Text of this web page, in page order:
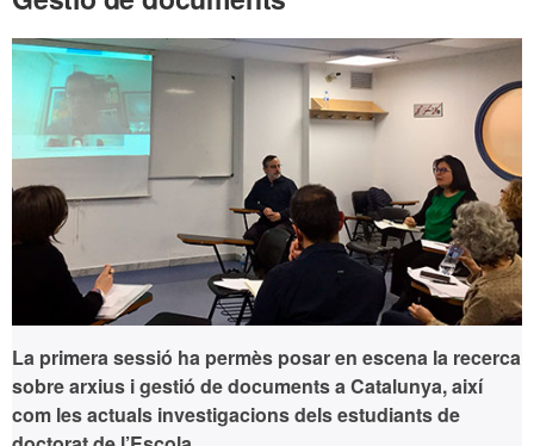
La primera sessió ha permès posar en escena la recerca
sobre arxius i gestió de documents a Catalunya, així
com les actuals investigacions dels estudiants de